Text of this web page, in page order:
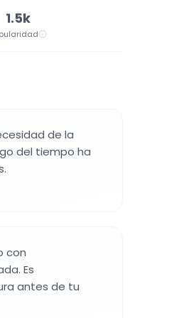
1.5k
de la
del tiempo ha
con
Es
antes de tu